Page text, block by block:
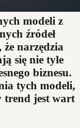
modeli z
źródeł
narzędzia
się nie tyle
biznesu.
tych modeli,
trend jest wart